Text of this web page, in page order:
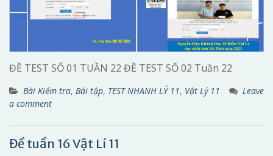
ĐỀ TEST SỐ 01 TUẦN 22 ĐỀ TEST SỐ 02 Tuần 22
Bài Kiểm tra, Bài tập, TEST NHANH LÝ 11, Vật Lý 11
Leave
a comment
Đề tuần 16 Vật Lí 11